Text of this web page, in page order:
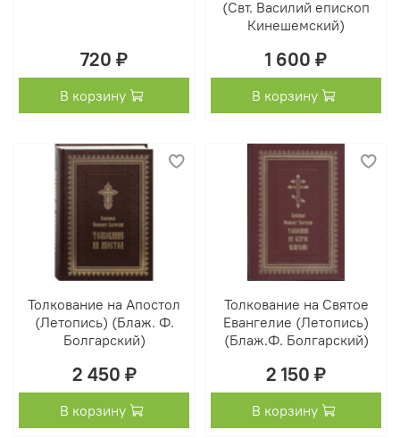
720 ₽
В корзину
(Свт. Василий епископ
Кинешемский)
1 600 ₽
В корзину
Толкование на Апостол
(Летопись) (Блаж. Ф.
Болгарский)
2 450 ₽
В корзину
Толкование на Святое
Евангелие (Летопись)
(Блаж.Ф. Болгарский)
2 150 ₽
В корзину